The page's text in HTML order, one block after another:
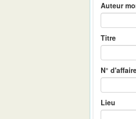
Auteur
Titre
N°
Lieu